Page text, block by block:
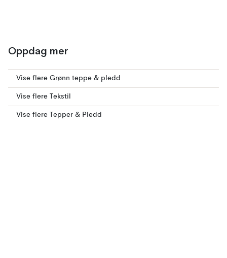
Oppdag mer
Vise flere Grønn teppe & pledd
Vise flere Tekstil
Vise flere Tepper & Pledd